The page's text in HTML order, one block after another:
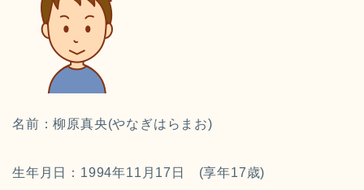
名前：柳原真央(やなぎはらまお)
生年月日：1994年11月17日 (享年17歳)